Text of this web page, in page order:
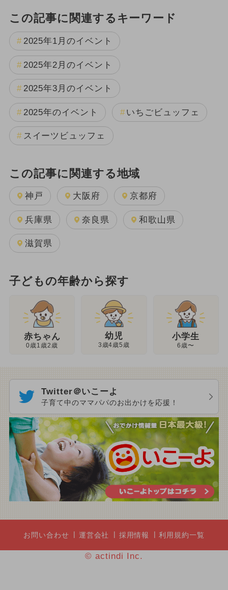
この記事に関連するキーワード
2025年1月のイベント
2025年2月のイベント
2025年3月のイベント
2025年のイベント いちごビュッフェ
スイーツビュッフェ
この記事に関連する地域
神戸 大阪府 京都府
兵庫県 奈良県 和歌山県
滋賀県
子どもの年齢から探す
赤ちゃん
0歳1歳2歳
幼児
3歳4歳5歳
小学生
6歳〜
Twitter＠いこーよ
子育て中のママパパのお出かけを応援！
お問い合わせ 運営会社 採用情報 利用規約一覧
© actindi Inc.